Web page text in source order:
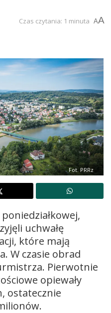
Czas czytania: 1 minuta AA
Fot. PRRz
uchwałę
które mają
W czasie obrad
Pierwotnie
opiewały
ostatecznie